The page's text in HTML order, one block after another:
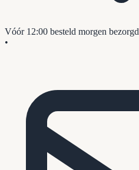
Vóór 12:00 besteld morgen bezorgd
•